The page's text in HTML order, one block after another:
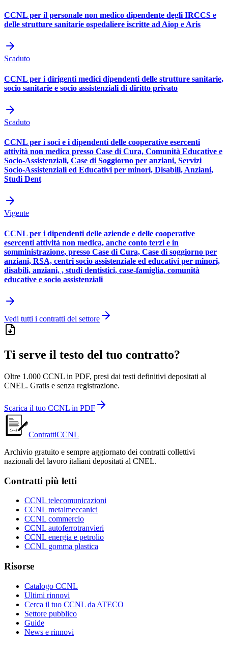
CCNL per il personale non medico dipendente degli IRCCS e
delle strutture sanitarie ospedaliere iscritte ad Aiop e Aris
Scaduto
CCNL per i dirigenti medici dipendenti delle strutture sanitarie,
socio sanitarie e socio assistenziali di diritto privato
Scaduto
CCNL per i soci e i dipendenti delle cooperative esercenti
attività non medica presso Case di Cura, Comunità Educative e
Socio-Assistenziali, Case di Soggiorno per anziani, Servizi
Socio-Assistenziali ed Educativi per minori, Disabili, Anziani,
Studi Dent
Vigente
CCNL per i dipendenti delle aziende e delle cooperative
esercenti attività non medica, anche conto terzi e in
somministrazione, presso Case di Cura, Case di soggiorno per
anziani, RSA, centri socio assistenziale ed educativi per minori,
disabili, anziani, , studi dentistici, case-famiglia, comunità
educative e socio assistenziali
Vedi tutti i contratti del settore
Ti serve il testo del tuo contratto?
Oltre 1.000 CCNL in PDF, presi dai testi definitivi depositati al
CNEL. Gratis e senza registrazione.
Scarica il tuo CCNL in PDF
ContrattiCCNL
Archivio gratuito e sempre aggiornato dei contratti collettivi
nazionali del lavoro italiani depositati al CNEL.
Contratti più letti
CCNL telecomunicazioni
CCNL metalmeccanici
CCNL commercio
CCNL autoferrotranvieri
CCNL energia e petrolio
CCNL gomma plastica
Risorse
Catalogo CCNL
Ultimi rinnovi
Cerca il tuo CCNL da ATECO
Settore pubblico
Guide
News e rinnovi